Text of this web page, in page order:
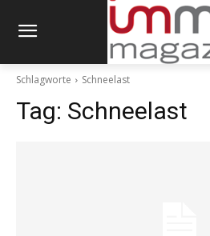
Schlagworte Schneelast
Tag: Schneelast